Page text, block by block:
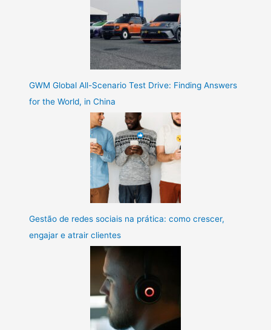
GWM Global All-Scenario Test Drive: Finding Answers
for the World, in China
Gestão de redes sociais na prática: como crescer,
engajar e atrair clientes